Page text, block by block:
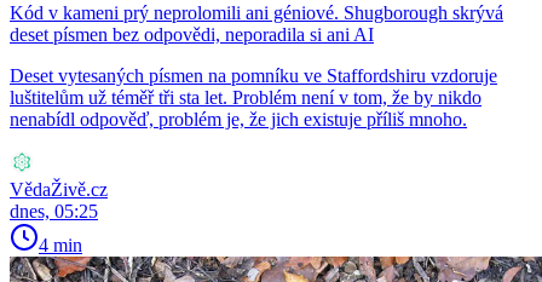
Kód v kameni prý neprolomili ani géniové. Shugborough skrývá
deset písmen bez odpovědi, neporadila si ani AI
Deset vytesaných písmen na pomníku ve Staffordshiru vzdoruje
luštitelům už téměř tři sta let. Problém není v tom, že by nikdo
nenabídl odpověď, problém je, že jich existuje příliš mnoho.
VědaŽivě.cz
dnes, 05:25
4 min